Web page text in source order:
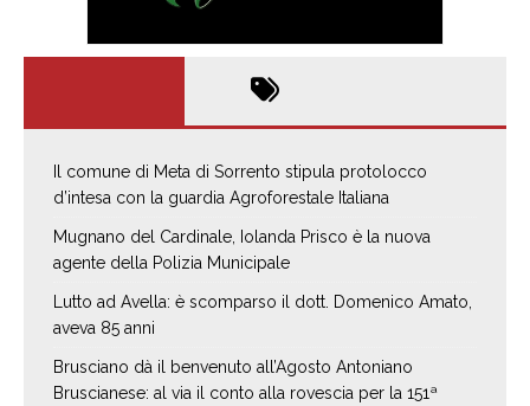
Il comune di Meta di Sorrento stipula protolocco
d’intesa con la guardia Agroforestale Italiana
Mugnano del Cardinale, Iolanda Prisco è la nuova
agente della Polizia Municipale
Lutto ad Avella: è scomparso il dott. Domenico Amato,
aveva 85 anni
Brusciano dà il benvenuto all’Agosto Antoniano
Bruscianese: al via il conto alla rovescia per la 151ª